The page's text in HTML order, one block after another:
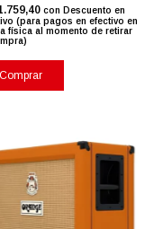
con Descuento en
(para pagos en efectivo en
física al momento de retirar
Comprar